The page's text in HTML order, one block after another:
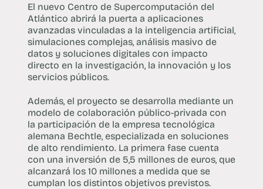
El nuevo Centro de Supercomputación del
Atlántico abrirá la puerta a aplicaciones
avanzadas vinculadas a la inteligencia artificial,
simulaciones complejas, análisis masivo de
datos y soluciones digitales con impacto
directo en la investigación, la innovación y los
servicios públicos.
Además, el proyecto se desarrolla mediante un
modelo de colaboración público-privada con
la participación de la empresa tecnológica
alemana Bechtle, especializada en soluciones
de alto rendimiento. La primera fase cuenta
con una inversión de 5,5 millones de euros, que
alcanzará los 10 millones a medida que se
cumplan los distintos objetivos previstos.